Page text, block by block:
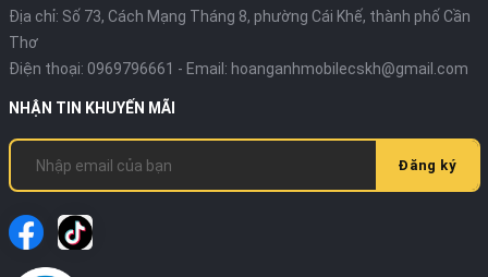
Địa chỉ: Số 73, Cách Mạng Tháng 8, phường Cái Khế, thành phố Cần
Thơ
Điện thoại: 0969796661 - Email: hoanganhmobilecskh@gmail.com
NHẬN TIN KHUYẾN MÃI
Đăng ký